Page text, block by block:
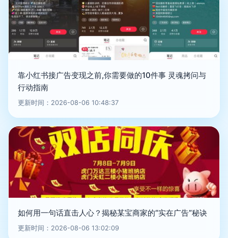
靠小红书接广告变现之前,你需要做的10件事 灵魂拷问与
行动指南
更新时间：2026-08-06 10:48:37
如何用一句话直击人心？揭秘某宝商家的“实在广告”秘诀
更新时间：2026-08-06 13:02:09